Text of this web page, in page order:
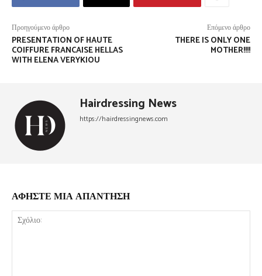
Προηγούμενο άρθρο
PRESENTATION OF HAUTE
COIFFURE FRANCAISE HELLAS
WITH ELENA VERYKIOU
Επόμενο άρθρο
THERE IS ONLY ONE
MOTHER!!!!
Hairdressing News
https://hairdressingnews.com
ΑΦΗΣΤΕ ΜΙΑ ΑΠΑΝΤΗΣΗ